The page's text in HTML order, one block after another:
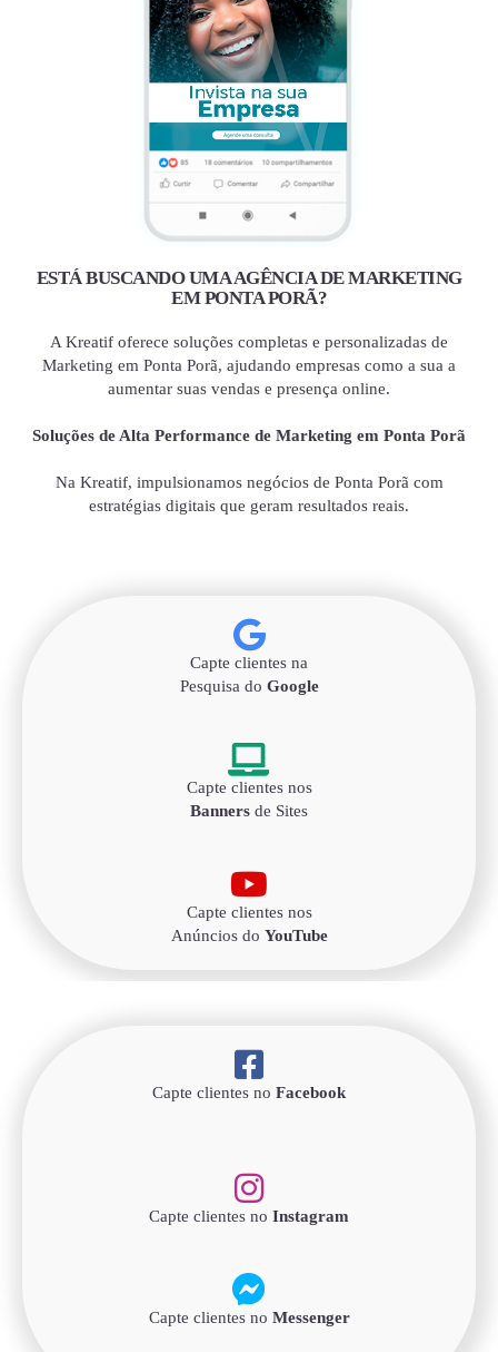
ESTÁ BUSCANDO UMA AGÊNCIA DE MARKETING
EM PONTA PORÃ?
A Kreatif oferece soluções completas e personalizadas de
Marketing em Ponta Porã, ajudando empresas como a sua a
aumentar suas vendas e presença online.
Soluções de Alta Performance de Marketing em Ponta Porã
Na Kreatif, impulsionamos negócios de Ponta Porã com
estratégias digitais que geram resultados reais.
Capte clientes na
Pesquisa do Google
Capte clientes nos
Banners de Sites
Capte clientes nos
Anúncios do YouTube
Capte clientes no Facebook
Capte clientes no Instagram
Capte clientes no Messenger